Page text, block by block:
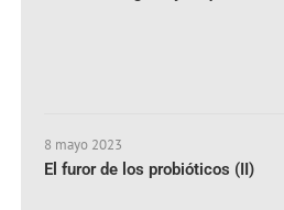
8 mayo 2023
El furor de los probióticos (II)